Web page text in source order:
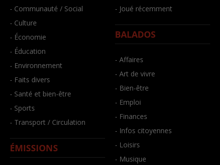
- Communauté / Social
- Culture
- Économie
- Éducation
- Environnement
- Faits divers
- Santé et bien-être
- Sports
- Transport / Circulation
ÉMISSIONS
- Joué récemment
BALADOS
- Affaires
- Art de vivre
- Bien-être
- Emploi
- Finances
- Infos citoyennes
- Loisirs
- Musique